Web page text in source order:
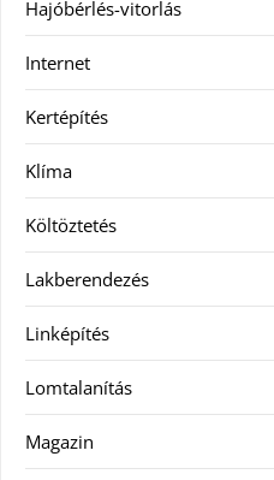
Hajóbérlés-vitorlás
Internet
Kertépítés
Klíma
Költöztetés
Lakberendezés
Linképítés
Lomtalanítás
Magazin